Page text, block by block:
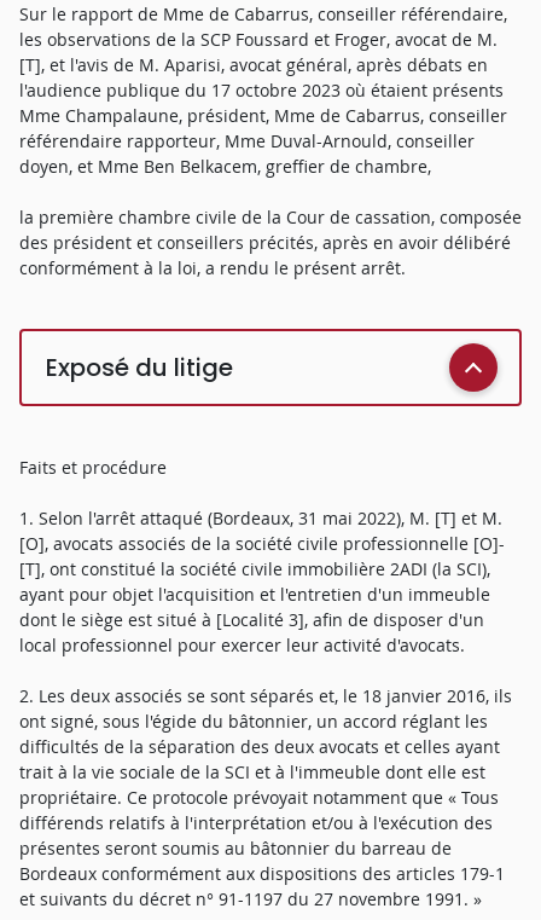
Sur le rapport de Mme de Cabarrus, conseiller référendaire,
les observations de la SCP Foussard et Froger, avocat de M.
[T], et l'avis de M. Aparisi, avocat général, après débats en
l'audience publique du 17 octobre 2023 où étaient présents
Mme Champalaune, président, Mme de Cabarrus, conseiller
référendaire rapporteur, Mme Duval-Arnould, conseiller
doyen, et Mme Ben Belkacem, greffier de chambre,
la première chambre civile de la Cour de cassation, composée
des président et conseillers précités, après en avoir délibéré
conformément à la loi, a rendu le présent arrêt.
Exposé du litige
Faits et procédure
1. Selon l'arrêt attaqué (Bordeaux, 31 mai 2022), M. [T] et M.
[O], avocats associés de la société civile professionnelle [O]-
[T], ont constitué la société civile immobilière 2ADI (la SCI),
ayant pour objet l'acquisition et l'entretien d'un immeuble
dont le siège est situé à [Localité 3], afin de disposer d'un
local professionnel pour exercer leur activité d'avocats.
2. Les deux associés se sont séparés et, le 18 janvier 2016, ils
ont signé, sous l'égide du bâtonnier, un accord réglant les
difficultés de la séparation des deux avocats et celles ayant
trait à la vie sociale de la SCI et à l'immeuble dont elle est
propriétaire. Ce protocole prévoyait notamment que « Tous
différends relatifs à l'interprétation et/ou à l'exécution des
présentes seront soumis au bâtonnier du barreau de
Bordeaux conformément aux dispositions des articles 179-1
et suivants du décret n° 91-1197 du 27 novembre 1991. »